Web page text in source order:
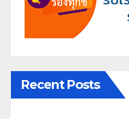
Recent Posts